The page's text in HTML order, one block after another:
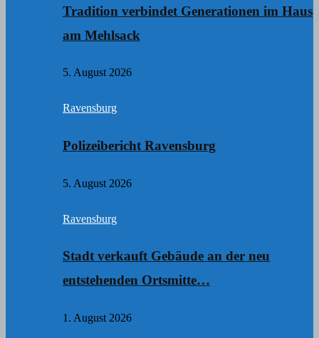
Tradition verbindet Generationen im Haus
am Mehlsack
5. August 2026
Ravensburg
Polizeibericht Ravensburg
5. August 2026
Ravensburg
Stadt verkauft Gebäude an der neu
entstehenden Ortsmitte…
1. August 2026